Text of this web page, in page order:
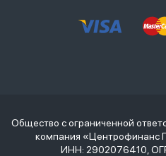
Общество с ограниченной
компания
ИНН: 2902076410,